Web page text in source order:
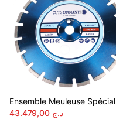
Ensemble Meuleuse Spécial
د.ج